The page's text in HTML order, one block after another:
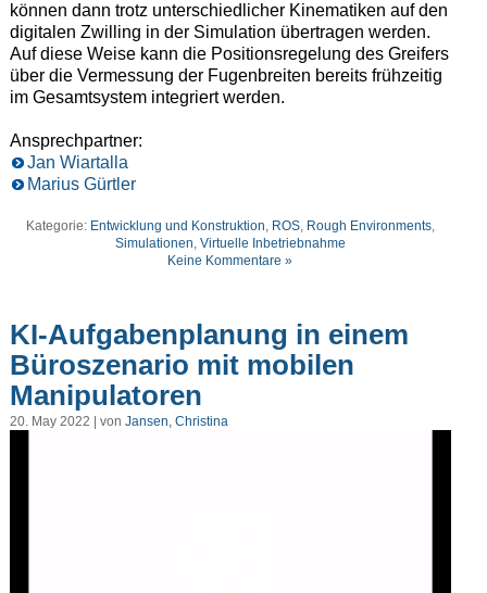
können dann trotz unterschiedlicher Kinematiken auf den
digitalen Zwilling in der Simulation übertragen werden.
Auf diese Weise kann die Positionsregelung des Greifers
über die Vermessung der Fugenbreiten bereits frühzeitig
im Gesamtsystem integriert werden.
Ansprechpartner:
Jan Wiartalla
Marius Gürtler
Kategorie: Entwicklung und Konstruktion, ROS, Rough Environments,
Simulationen, Virtuelle Inbetriebnahme
Keine Kommentare »
KI-Aufgabenplanung in einem
Büroszenario mit mobilen
Manipulatoren
20. May 2022 | von Jansen, Christina